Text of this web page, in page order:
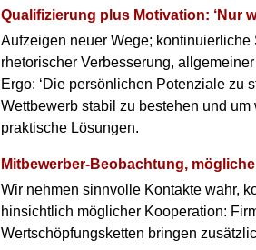
Qualifizierung plus Motivation: ‘Nur
Aufzeigen neuer Wege;
rhetorischer Verbesserung,
Ergo: ‘Die persönlichen Potenziale zu
Wettbewerb stabil zu bestehen und
praktische Lösungen.
Mitbewerber-Beobachtung,
Wir nehmen sinnvolle Kontakte wahr,
hinsichtlich möglicher Kooperation:
Wertschöpfungsketten bringen